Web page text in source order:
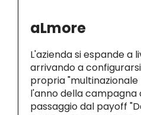
aLmore
L'azienda si espande a
arrivando a
propria "multinazionale
l'anno della campagna
passaggio dal payoff